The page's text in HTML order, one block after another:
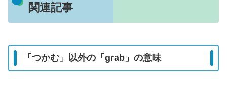
関連記事
「つかむ」以外の「grab」の意味